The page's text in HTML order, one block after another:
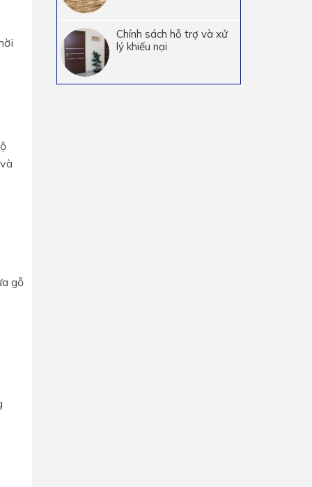
Chính sách hỗ trợ và xử
lý khiếu nại
gỗ